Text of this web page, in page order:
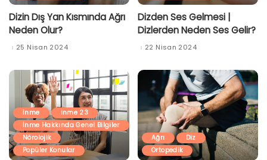
Dizin Dış Yan Kısmında Ağrı
Neden Olur?
25 Nisan 2024
Dizden Ses Gelmesi |
Dizlerden Neden Ses Gelir?
22 Nisan 2024
İnme
inme 23
İnme Hakkında Genel Bilgiler
Nörolojik
Popüler Konular
Ağrı
Diz
Ortopedik